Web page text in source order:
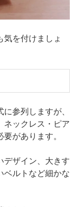
を付けましょ
参列しますが、
ネックレス・ピア
があります。
デザイン、大きす
ベルトなど細かな